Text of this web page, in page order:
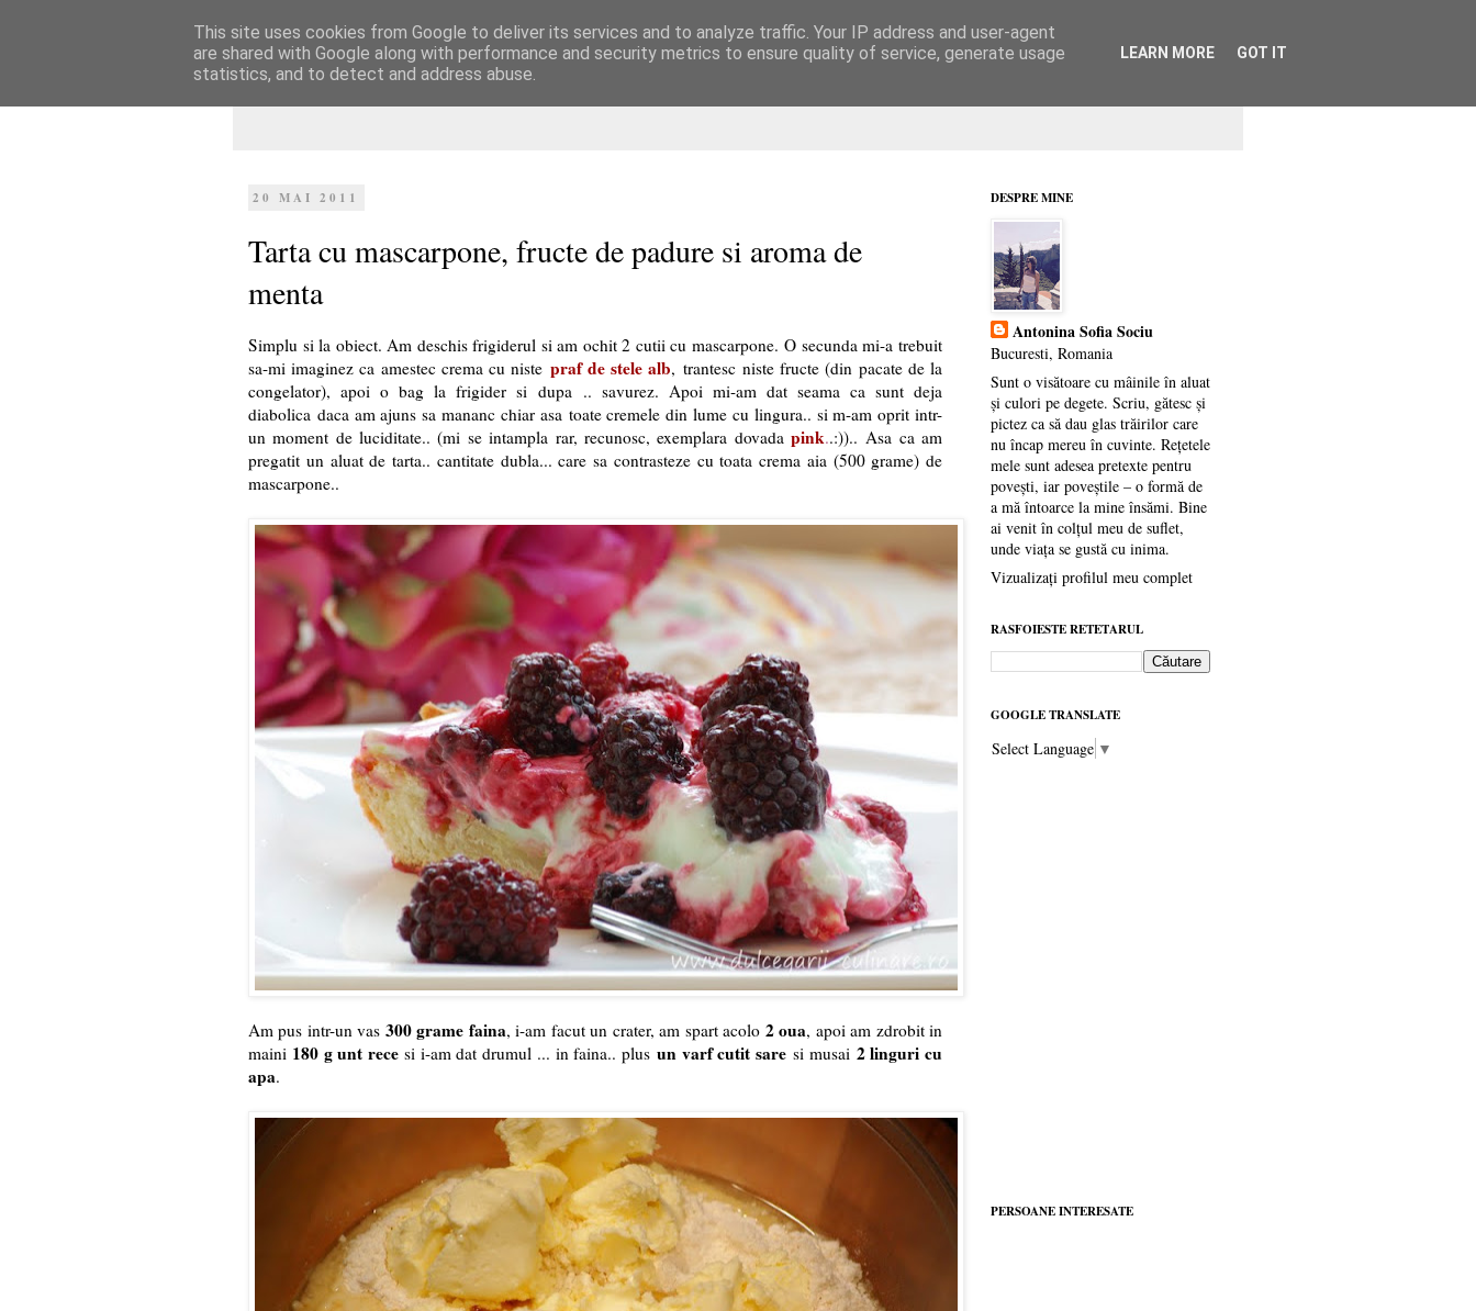
Dulcegarii culinare
20 MAI 2011
Tarta cu mascarpone, fructe de padure si aroma de
menta
Simplu si la obiect. Am deschis frigiderul si am ochit 2 cutii cu mascarpone. O secunda mi-a trebuit
sa-mi imaginez ca amestec crema cu niste praf de stele alb, trantesc niste fructe (din pacate de la
congelator), apoi o bag la frigider si dupa .. savurez. Apoi mi-am dat seama ca sunt deja
diabolica daca am ajuns sa mananc chiar asa toate cremele din lume cu lingura.. si m-am oprit intr-
un moment de luciditate.. (mi se intampla rar, recunosc, exemplara dovada pink..:)).. Asa ca am
pregatit un aluat de tarta.. cantitate dubla... care sa contrasteze cu toata crema aia (500 grame) de
mascarpone..
Am pus intr-un vas 300 grame faina, i-am facut un crater, am spart acolo 2 oua, apoi am zdrobit in
maini 180 g unt rece si i-am dat drumul ... in faina.. plus un varf cutit sare si musai 2 linguri cu
apa.
DESPRE MINE
Antonina Sofia Sociu
Bucuresti, Romania
Sunt o visătoare cu mâinile în aluat
și culori pe degete. Scriu, gătesc și
pictez ca să dau glas trăirilor care
nu încap mereu în cuvinte. Rețetele
mele sunt adesea pretexte pentru
povești, iar poveștile – o formă de
a mă întoarce la mine însămi. Bine
ai venit în colțul meu de suflet,
unde viața se gustă cu inima.
Vizualizați profilul meu complet
RASFOIESTE RETETARUL
GOOGLE TRANSLATE
Select Language ▼
PERSOANE INTERESATE
This site uses cookies from Google to deliver its services and to analyze traffic. Your IP address and user-agent
are shared with Google along with performance and security metrics to ensure quality of service, generate usage
statistics, and to detect and address abuse.
LEARN MORE GOT IT